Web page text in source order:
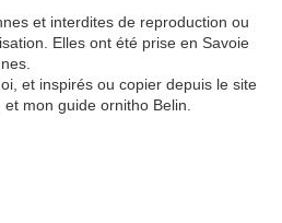
et interdites de reproduction ou
Elles ont été prise en Savoie
et inspirés ou copier depuis le site
mon guide ornitho Belin.